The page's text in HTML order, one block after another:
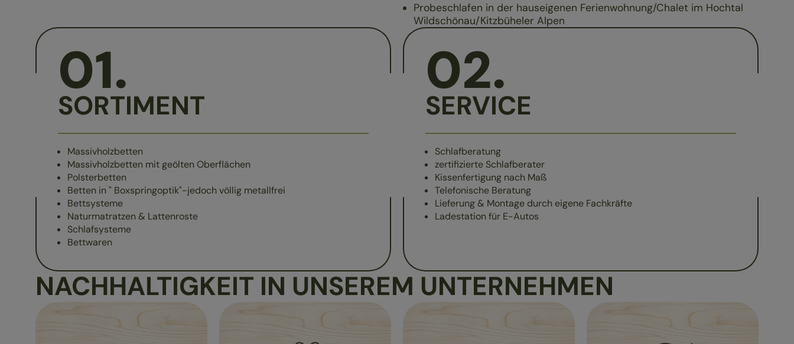
Probeschlafen in der hauseigenen Ferienwohnung/Chalet im Hochtal
Wildschönau/Kitzbüheler Alpen
01.
SORTIMENT
Massivholzbetten
Massivholzbetten mit geölten Oberflächen
Polsterbetten
Betten in " Boxspringoptik"-jedoch völlig metallfrei
Bettsysteme
Naturmatratzen & Lattenroste
Schlafsysteme
Bettwaren
02.
SERVICE
Schlafberatung
zertifizierte Schlafberater
Kissenfertigung nach Maß
Telefonische Beratung
Lieferung & Montage durch eigene Fachkräfte
Ladestation für E-Autos
NACHHALTIGKEIT IN UNSEREM UNTERNEHMEN